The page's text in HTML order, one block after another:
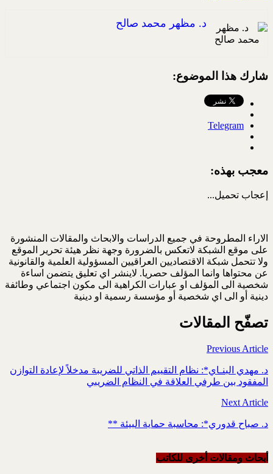
د. مظهر محمد صالح
شارك هذا الموضوع:
Telegram
معجب بهذه:
إعجاب تحميل...
الاراء المطروحة في جميع الدراسات والابحاث والمقالات المنشورة
على موقع الشبكة لاتعكس بالضرورة وجهة نظر هيئة تحرير الموقع
ولا تتحمل شبكة الاقتصاديين العراقيين المسؤولية العلمية والقانونية
عن محتواها وانما المؤلف حصريا. لاينشر اي تعليق يتضمن اساءة
شخصية الى المؤلف او عبارات الكراهية الى مكون اجتماعي وطائفة
دينية أو الى اي شخصية أو مؤسسة رسمية او دينية
تصفّح المقالات
Previous Article
د. مهدي البنـاي*: نظام التقييم الذاتي للضريبة مدخلاً لإعادة التوازن
المفقود بين طرفي العلاقة في النظام الضريبي
Next Article
د. صباح قدوري*: محاسبة حماية البيئة **
أبحاث ومقالات أخرى للکاتب